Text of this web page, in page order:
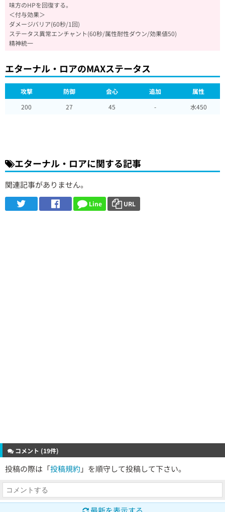
味方のHPを回復する。
＜付与効果＞
ダメージバリア(60秒/1回)
ステータス異常エンチャント(60秒/属性耐性ダウン/効果値50)
精神統一
エターナル・ロアのMAXステータス
攻撃 防御 会心 追加
属性
200
27 45 - 水450
エターナル・ロアに関する記事
関連記事がありません。
Line URL
コメント (19件)
投稿の際は「投稿規約 」を順守して投稿して下さい。